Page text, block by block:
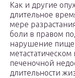
Как и другие
длительное
мере
боли в правом
нарушение
печеночной
длительности